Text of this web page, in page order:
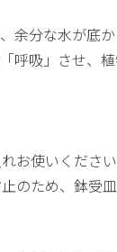
余分な水が底か
呼吸」させ、
お使いください
のため、鉢受皿